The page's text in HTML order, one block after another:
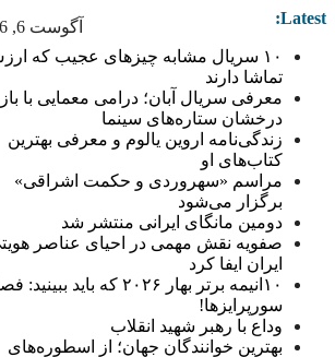
آگوست 6, 2026 Latest:
۱۰ سریال مشابه چیزهای عجیب که
تماشا دارند
معرفی سریال آبان؛ درامی معمایی با
درخشان ستاره‌های سینما
زندگی‌نامه اروین یالوم و معرفی بهترین
کتاب‌های او
مراسم «سهروردی و حکمت اشراقی»
برگزار می‌شود
دومین مانگای ایرانی منتشر شد
صفویه نقش مهمی در احیای عناصر
ایران ایفا کرد
۱۰انیمه برتر بهار ۲۰۲۶ که باید
سورپرایزها!
وداع با رهبر شهید انقلاب
بهترین خوانندگان جهان؛ از اسطوره‌های